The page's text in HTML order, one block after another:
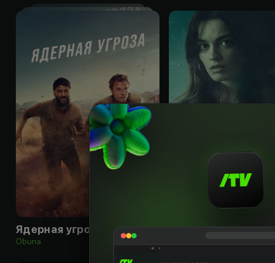
Ядерная угроза
Obuna
Холодное озеро